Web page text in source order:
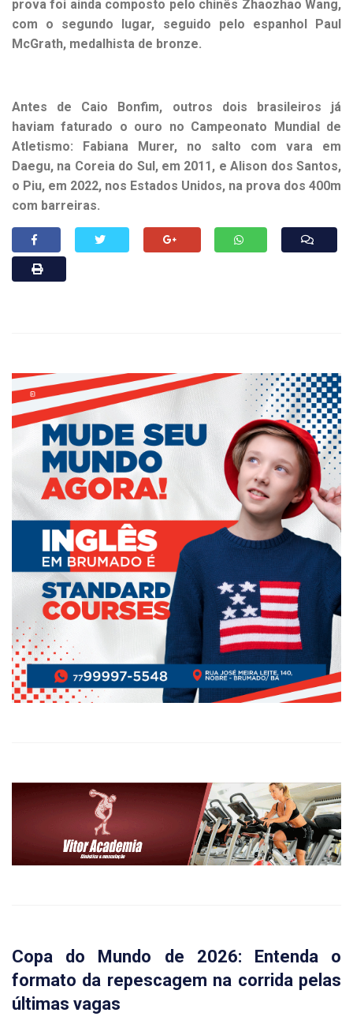
prova foi ainda composto pelo chinês Zhaozhao Wang,
com o segundo lugar, seguido pelo espanhol Paul
McGrath, medalhista de bronze.
Antes de Caio Bonfim, outros dois brasileiros já
haviam faturado o ouro no Campeonato Mundial de
Atletismo: Fabiana Murer, no salto com vara em
Daegu, na Coreia do Sul, em 2011, e Alison dos Santos,
o Piu, em 2022, nos Estados Unidos, na prova dos 400m
com barreiras.
Copa do Mundo de 2026: Entenda o
formato da repescagem na corrida pelas
últimas vagas